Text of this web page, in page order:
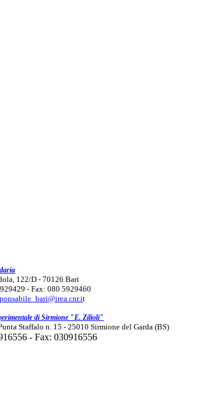
122/D - 70126 Bari
- Fax: 080 5929460
t
di Sirmione "E. Zilioli"
Staffalo n. 15 - 25010 Sirmione del Garda (BS)
- Fax: 030916556